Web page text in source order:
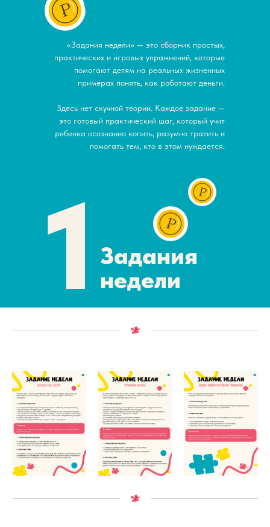
Задания
недели
1
«Задания недели» — это сборник простых,
практических и игровых упражнений, которые
помогают детям на реальных жизненных
примерах понять, как работают деньги.
Здесь нет скучной теории. Каждое задание —
это готовый практический шаг, который учит
ребенка осознанно копить, разумно тратить и
помогать тем, кто в этом нуждается.